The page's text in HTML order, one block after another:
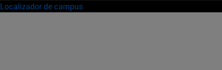
Localizador de campus